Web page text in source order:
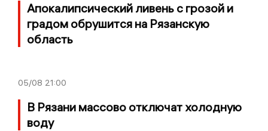
Апокалипсический ливень с грозой и
градом обрушится на Рязанскую
область
05/08 21:00
В Рязани массово отключат холодную
воду